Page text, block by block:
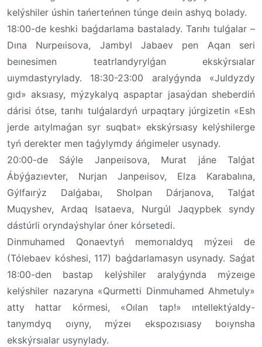
kelýshiler úshin tańerteńnen túnge deıin ashyq bolady.
18:00-de keshki baǵdarlama bastalady. Tarıhı tulǵalar –
Dına Nurpeıisova, Jambyl Jabaev pen Aqan seri
beınesimen teatrlandyrylǵan ekskýrsıalar
uıymdastyrylady. 18:30-23:00 aralyǵynda «Juldyzdy
gıd» aksıasy, mýzykalyq aspaptar jasaýdan sheberdiń
dárisi ótse, tarıhı tulǵalardyń urpaqtary júrgizetin «Esh
jerde aıtylmaǵan syr suqbat» ekskýrsıasy kelýshilerge
tyń derekter men taǵylymdy áńgimeler usynady.
20:00-de Sáýle Janpeıisova, Murat jáne Talǵat
Ábýǵazıevter, Nurjan Janpeıisov, Elza Karabalına,
Gýlfaırýz Dalǵabaı, Sholpan Dárjanova, Talǵat
Muqyshev, Ardaq Isataeva, Nurgúl Jaqypbek syndy
dástúrli oryndaýshylar óner kórsetedi.
Dinmuhamed Qonaevtyń memorıaldyq mýzeıi de
(Tólebaev kóshesi, 117) baǵdarlamasyn usynady. Saǵat
18:00-den bastap kelýshiler aralyǵynda mýzeıge
kelýshiler nazaryna «Qurmetti Dinmuhamed Ahmetuly»
atty hattar kórmesi, «Oılan tap!» ıntellektýaldy-
tanymdyq oıyny, mýzeı ekspozısıasy boıynsha
ekskýrsıalar usynylady.